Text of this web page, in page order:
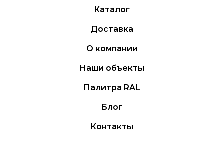
Каталог
Доставка
О компании
Наши объекты
Палитра RAL
Блог
Контакты